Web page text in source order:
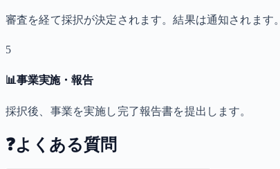
審査を経て採択が決定されます。結果は通知されます。
5
📊事業実施・報告
採択後、事業を実施し完了報告書を提出します。
❓よくある質問